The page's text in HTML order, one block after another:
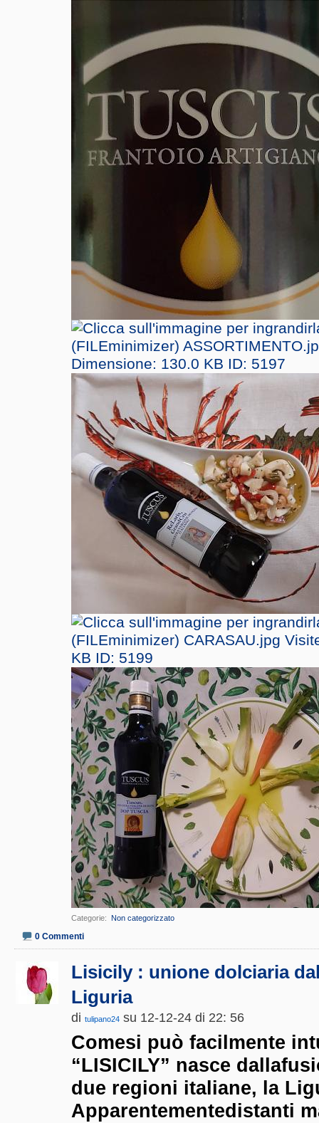
Categorie Non categorizzato
0 Commenti
Lisicily : unione dolciaria
Liguria
di tulipano24 su 12-12-24 di 22: 56
Comesi può facilmente
“LISICILY” nasce
due regioni italiane, la
Apparentementedistanti